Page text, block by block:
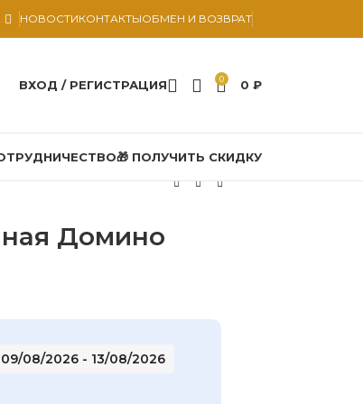
НОВОСТИКОНТАКТЫОБМЕН И ВОЗВРАТ
ВХОД / РЕГИСТРАЦИЯ 0 0 ₽
🎁 ПОЛУЧИТЬ СКИДКУ
Домино
09/08/2026 - 13/08/2026